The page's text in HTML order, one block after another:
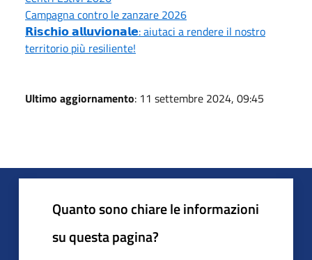
Campagna contro le zanzare 2026
𝗥𝗶𝘀𝗰𝗵𝗶𝗼 𝗮𝗹𝗹𝘂𝘃𝗶𝗼𝗻𝗮𝗹𝗲: aiutaci a rendere il nostro
territorio più resiliente!
Ultimo aggiornamento: 11 settembre 2024, 09:45
Quanto sono chiare le informazioni
su questa pagina?